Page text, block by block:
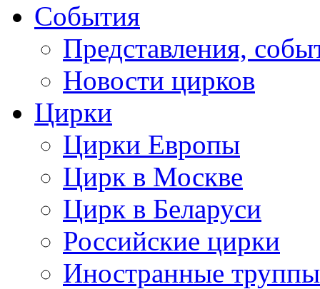
События
Представления,
Новости цирков
Цирки
Цирки Европы
Цирк в Москве
Цирк в Беларуси
Российские цирки
Иностранные труппы